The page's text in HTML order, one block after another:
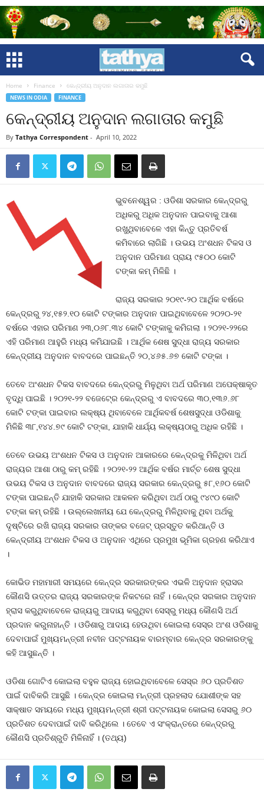
Home Finance କେନ୍ଦ୍ରୀୟ ଅନୁଦାନ ଲଗାତାର କମୁଛି
NEWS IN ODIA FINANCE
କେନ୍ଦ୍ରୀୟ ଅନୁଦାନ ଲଗାତାର କମୁଛି
By Tathya Correspondent - April 10, 2022
ଭୁବନେଶ୍ୱର : ଓଡିଶା ସରକାର କେନ୍ଦ୍ରରୁ
ଅଧିକରୁ ଅଧିକ ଅନୁଦାନ ପାଇବାକୁ ଆଶା
ରଖୁଥିବାବେଳେ ଏହା କିନ୍ତୁ ପ୍ରତିବର୍ଷ
କମିବାରେ ଲାଗିଛି । ଉଭୟ ଅଂଶଧନ ଟିକସ ଓ
ଅନୁଦାନ ପରିମାଣ ପ୍ରାୟ ୯୫୦୦ କୋଟି
ଟଙ୍କା କମ୍‍ ମିଳିଛି ।
ରାଜ୍ୟ ସରକାର ୨୦୧୯-୨୦ ଆର୍ଥିକ ବର୍ଷରେ
କେନ୍ଦ୍ରରୁ ୨୪,୧୫୨.୧୦ କୋଟି ଟଙ୍କାର ଅନୁଦାନ ପାଇଥିବାବେଳେ ୨୦୨୦-୨୧
ବର୍ଷରେ ଏହାର ପରିମାଣ ୨୩,୦୬୮.୩୪ କୋଟି ଟଙ୍କାକୁ କମିଗଲା । ୨୦୨୧-୨୨ରେ
ଏହି ପରିମାଣ ଆହୁରି ମଧ୍ୟ କମିଯାଇଛି । ଆର୍ଥିକ ଶେଷ ସୁଦ୍ଧା ରାଜ୍ୟ ସରକାର
କେନ୍ଦ୍ରୀୟ ଅନୁଦାନ ବାବଦରେ ପାଇଛନ୍ତି ୨୦,୪୬୫.୬୭ କୋଟି ଟଙ୍କା ।
ତେବେ ଅଂଶଧନ ଟିକସ ବାବଦରେ କେନ୍ଦ୍ରରୁ ମିଳୁଥିବା ଅର୍ଥ ପରିମାଣ ଅପେକ୍ଷାକୃତ
ବୃଦ୍ଧି ପାଇଛି । ୨୦୨୧-୨୨ ବଜେଟ୍‍ରେ କେନ୍ଦ୍ରରୁ ଏ ବାବଦରେ ୩୦,୧୩୬.୬୮
କୋଟି ଟଙ୍କା ପାଇବାର ଲକ୍ଷ୍ୟ ଥିବାବେଳେ ଆର୍ଥିକବର୍ଷ ଶେଷସୁଦ୍ଧା ଓଡିଶାକୁ
ମିଳିଛି ୩୮,୧୪୪.୭୯ କୋଟି ଟଙ୍କା, ଯାହାକି ଧାର୍ଯ୍ୟ ଲକ୍ଷ୍ୟଠାରୁ ଅଧିକ ରହିଛି ।
ତେବେ ଉଭୟ ଅଂଶଧନ ଟିକସ ଓ ଅନୁଦାନ ଆକାରରେ କେନ୍ଦ୍ରକୁ ମିଳିଥିବା ଅର୍ଥ
ରାଜ୍ୟର ଆଶା ଠାରୁ କମ୍‍ ରହିଛି । ୨୦୨୧-୨୨ ଆର୍ଥିକ ବର୍ଷର ମାର୍ଚ୍ଚ ଶେଷ ସୁଦ୍ଧା
ଉଭୟ ଟିକସ ଓ ଅନୁଦାନ ବାବଦରେ ରାଜ୍ୟ ସରକାର କେନ୍ଦ୍ରରୁ ୫୮,୧୬୦ କୋଟି
ଟଙ୍କା ପାଇଛନ୍ତି ଯାହାକି ସରକାର ଆକଳନ କରିଥିବା ଅର୍ଥ ଠାରୁ ୯୪୯୦ କୋଟି
ଟଙ୍କା କମ୍‍ ରହିଛି । ଉଲ୍ଲେଖନୀୟ ଯେ କେନ୍ଦ୍ରରୁ ମିଳିଥିବାକୁ ଥିବା ଅର୍ଥକୁ
ଦୃଷ୍ଟିରେ ରଖି ରାଜ୍ୟ ସରକାର ତାଙ୍କର ବଜେଟ୍‍ ପ୍ରସ୍ତୁତ କରିଥାନ୍ତି ଓ
କେନ୍ଦ୍ରୀୟ ଅଂଶଧନ ଟିକସ ଓ ଅନୁଦାନ ଏଥିରେ ପ୍ରମୁଖ ଭୂମିକା ଗ୍ରହଣ କରିଥାଏ
।
କୋଭିଡ ମହାମାରୀ ସମୟରେ କେନ୍ଦ୍ର ସରକାରଙ୍କର ଏଭଳି ଅନୁଦାନ ହ୍ରାସର
କୌଣସି ଉତ୍ତର ରାଜ୍ୟ ସରକାରଙ୍କ ନିକଟରେ ନାହିଁ । କେନ୍ଦ୍ର ସରକାର ଅନୁଦାନ
ହ୍ରାସ କରୁଥିବାବେଳେ ରାଜ୍ୟରୁ ଆଦାୟ କରୁଥିବା ସେସ୍‍ରୁ ମଧ୍ୟ କୌଣସି ଅର୍ଥ
ପ୍ରଦାନ କରୁନାହାନ୍ତି । ଓଡିଶାରୁ ଆଦାୟ ହେଉଥିବା କୋଇଲା ସେସ୍‍ର ଅଂଶ ଓଡିଶାକୁ
ଦେବାପାଇଁ ମୁଖ୍ୟମନ୍ତ୍ରୀ ନବୀନ ପଟ୍ଟନାୟକ ବାରମ୍ବାର କେନ୍ଦ୍ର ସରକାରଙ୍କୁ
କହି ଆସୁଛନ୍ତି ।
ଓଡିଶା ଗୋଟିଏ କୋଇଲା ବହୁଳ ରାଜ୍ୟ ହୋଇଥିବାବେଳେ ସେସ୍‍ର ୬୦ ପ୍ରତିଶତ
ପାଇଁ ଦାବିକରି ଆସୁଛି । କେନ୍ଦ୍ର କୋଇଲା ମନ୍ତ୍ରୀ ପ୍ରହଲାଦ ଯୋଶୀଙ୍କ ସହ
ସାକ୍ଷାତ ସମୟରେ ମଧ୍ୟ ମୁଖ୍ୟମନ୍ତ୍ରୀ ଶ୍ରୀ ପଟ୍ଟନାୟକ କୋଇଲା ସେସରୁ ୬୦
ପ୍ରତିଶତ ଦେବାପାଇଁ ଦାବି କରିଥିଲେ । ତେବେ ଏ ସଂକ୍ରାନ୍ତରେ କେନ୍ଦ୍ରରୁ
କୌଣସି ପ୍ରତିଶ୍ରୁତି ମିଳିନାହିଁ । (ତଥ୍ୟ)